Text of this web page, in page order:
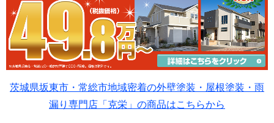
茨城県坂東市・常総市地域密着の外壁塗装・屋根塗装・雨
漏り専門店「克栄」の商品はこちらから